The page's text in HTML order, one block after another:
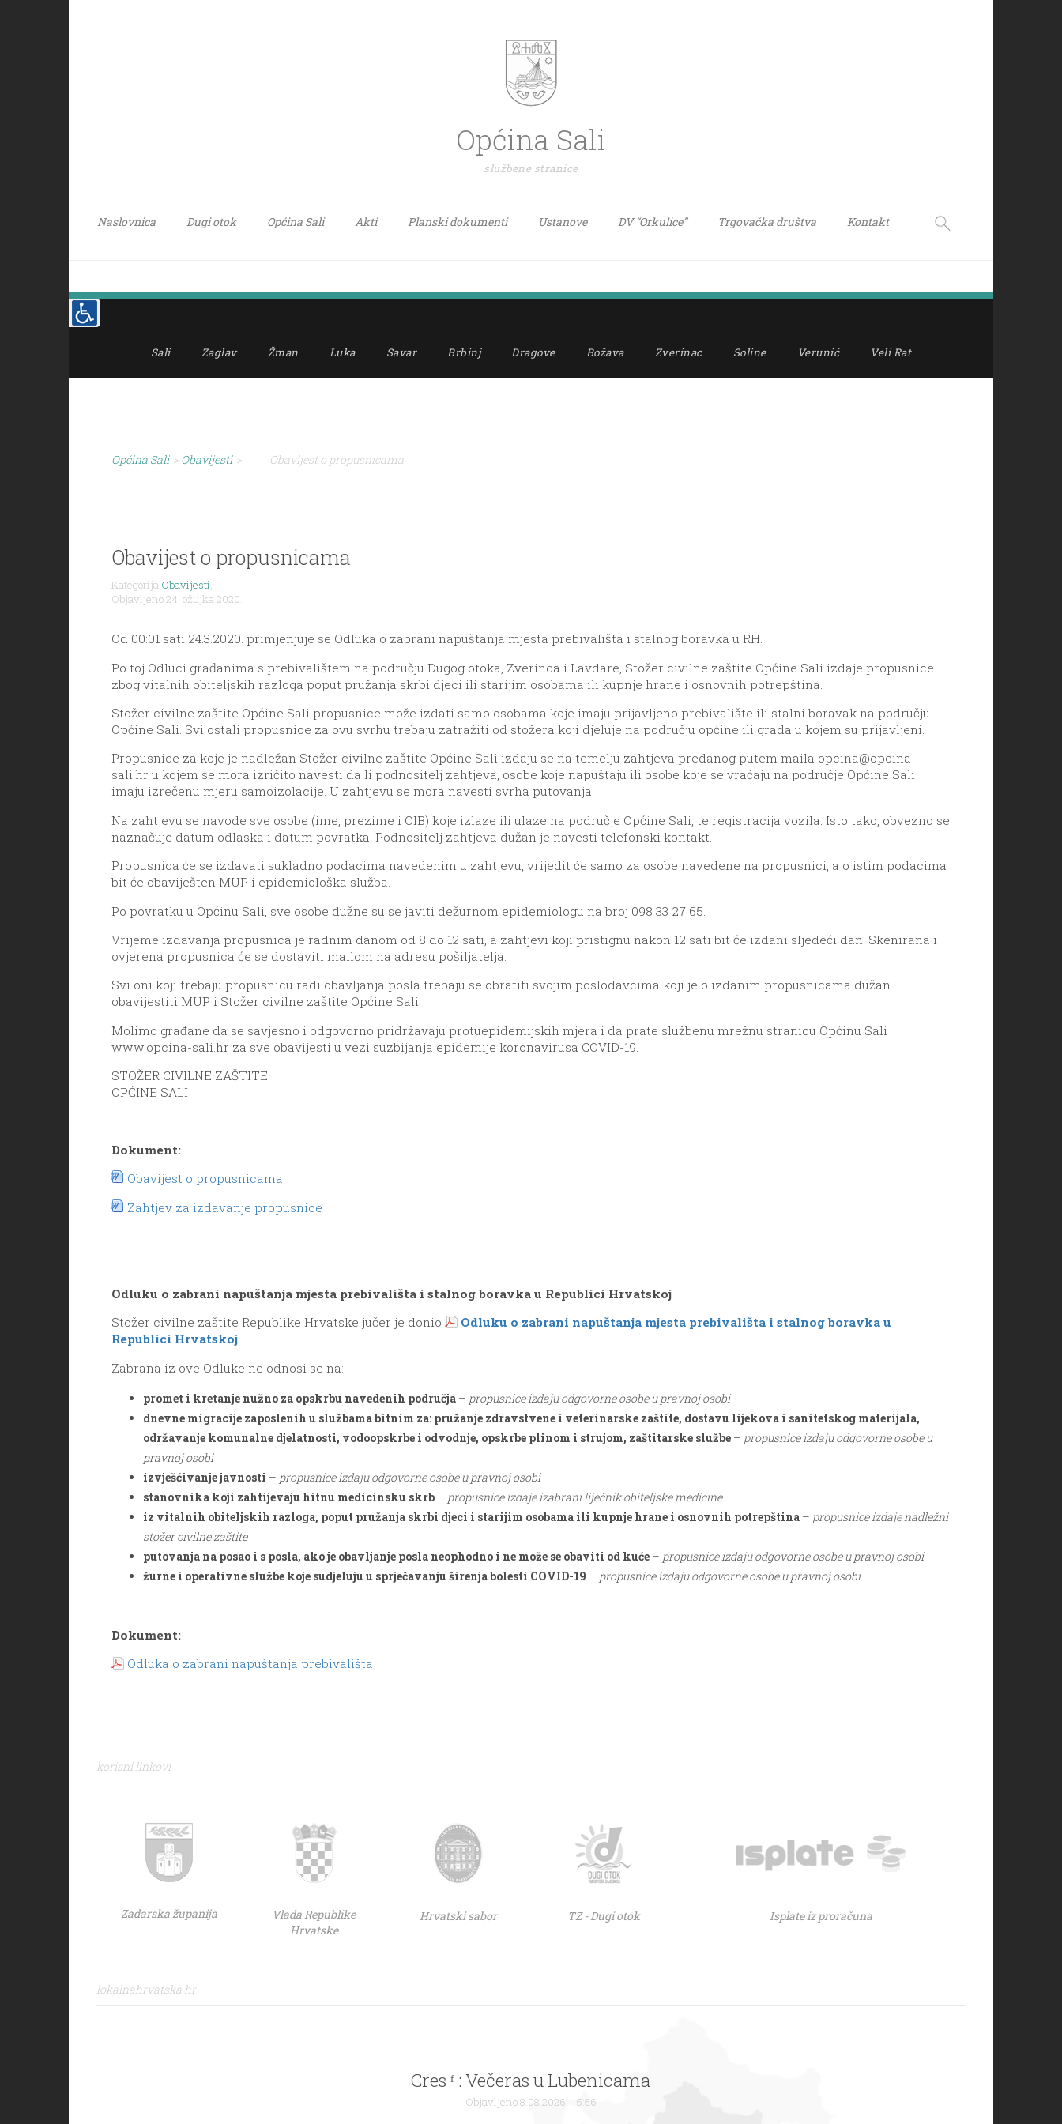
Općina Sali
službene stranice
Naslovnica Dugi otok Općina Sali Akti Planski dokumenti Ustanove DV “Orkulice” Trgovačka društva Kontakt
Sali Zaglav Žman Luka Savar Brbinj Dragove Božava Zverinac Soline Verunić Veli Rat
Općina Sali > Obavijesti > Obavijest o propusnicama
Obavijest o propusnicama
Kategorija Obavijesti,
Objavljeno 24. ožujka 2020.
Od 00:01 sati 24.3.2020. primjenjuje se Odluka o zabrani napuštanja mjesta prebivališta i stalnog boravka u RH.
Po toj Odluci građanima s prebivalištem na području Dugog otoka, Zverinca i Lavdare, Stožer civilne zaštite Općine Sali izdaje propusnice
zbog vitalnih obiteljskih razloga poput pružanja skrbi djeci ili starijim osobama ili kupnje hrane i osnovnih potrepština.
Stožer civilne zaštite Općine Sali propusnice može izdati samo osobama koje imaju prijavljeno prebivalište ili stalni boravak na području
Općine Sali. Svi ostali propusnice za ovu svrhu trebaju zatražiti od stožera koji djeluje na području općine ili grada u kojem su prijavljeni.
Propusnice za koje je nadležan Stožer civilne zaštite Općine Sali izdaju se na temelju zahtjeva predanog putem maila opcina@opcina-
sali.hr u kojem se mora izričito navesti da li podnositelj zahtjeva, osobe koje napuštaju ili osobe koje se vraćaju na područje Općine Sali
imaju izrečenu mjeru samoizolacije. U zahtjevu se mora navesti svrha putovanja.
Na zahtjevu se navode sve osobe (ime, prezime i OIB) koje izlaze ili ulaze na područje Općine Sali, te registracija vozila. Isto tako, obvezno se
naznačuje datum odlaska i datum povratka. Podnositelj zahtjeva dužan je navesti telefonski kontakt.
Propusnica će se izdavati sukladno podacima navedenim u zahtjevu, vrijedit će samo za osobe navedene na propusnici, a o istim podacima
bit će obaviješten MUP i epidemiološka služba.
Po povratku u Općinu Sali, sve osobe dužne su se javiti dežurnom epidemiologu na broj 098 33 27 65.
Vrijeme izdavanja propusnica je radnim danom od 8 do 12 sati, a zahtjevi koji pristignu nakon 12 sati bit će izdani sljedeći dan. Skenirana i
ovjerena propusnica će se dostaviti mailom na adresu pošiljatelja.
Svi oni koji trebaju propusnicu radi obavljanja posla trebaju se obratiti svojim poslodavcima koji je o izdanim propusnicama dužan
obavijestiti MUP i Stožer civilne zaštite Općine Sali.
Molimo građane da se savjesno i odgovorno pridržavaju protuepidemijskih mjera i da prate službenu mrežnu stranicu Općinu Sali
www.opcina-sali.hr za sve obavijesti u vezi suzbijanja epidemije koronavirusa COVID-19.
STOŽER CIVILNE ZAŠTITE
OPĆINE SALI
Dokument:
Obavijest o propusnicama
Zahtjev za izdavanje propusnice
Odluku o zabrani napuštanja mjesta prebivališta i stalnog boravka u Republici Hrvatskoj
Stožer civilne zaštite Republike Hrvatske jučer je donio
Odluku o zabrani napuštanja mjesta prebivališta i stalnog boravka u
Republici Hrvatskoj
Zabrana iz ove Odluke ne odnosi se na:
promet i kretanje nužno za opskrbu navedenih područja– propusnice izdaju odgovorne osobe u pravnoj osobi
dnevne migracije zaposlenih u službama bitnim za: pružanje zdravstvene i veterinarske zaštite, dostavu lijekova i sanitetskog materijala,
održavanje komunalne djelatnosti, vodoopskrbe i odvodnje, opskrbe plinom i strujom, zaštitarske službe– propusnice izdaju odgovorne osobe u
pravnoj osobi
izvješćivanje javnosti – propusnice izdaju odgovorne osobe u pravnoj osobi
stanovnika koji zahtijevaju hitnu medicinsku skrb– propusnice izdaje izabrani liječnik obiteljske medicine
iz vitalnih obiteljskih razloga, poput pružanja skrbi djeci i starijim osobama ili kupnje hrane i osnovnih potrepština– propusnice izdaje nadležni
stožer civilne zaštite
putovanja na posao i s posla, ako je obavljanje posla neophodno i ne može se obaviti od kuće– propusnice izdaju odgovorne osobe u pravnoj osobi
žurne i operativne službe koje sudjeluju u sprječavanju širenja bolesti COVID-19 – propusnice izdaju odgovorne osobe u pravnoj osobi
Dokument:
Odluka o zabrani napuštanja prebivališta
korisni linkovi
Zadarska županija
Vlada Republike
Hrvatske
Hrvatski sabor TZ - Dugi otok Isplate iz proračuna
lokalnahrvatska.hr
Cres ᶠ : Večeras u Lubenicama
Objavljeno 8.08.2026. - 5:56
SLUNJA
Objavljeno 8.08.2026. - 5:56